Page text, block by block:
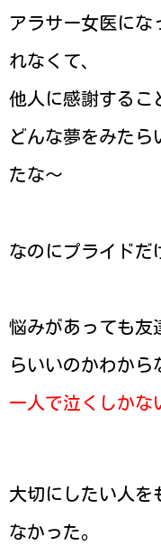
アラサー女医にな
れなくて、
他人に感謝するこ
どんな夢をみたら
たな〜
なのにプライドだ
悩みがあっても友
らいいのかわから
一人で泣くしかな
大切にしたい人を
なかった。